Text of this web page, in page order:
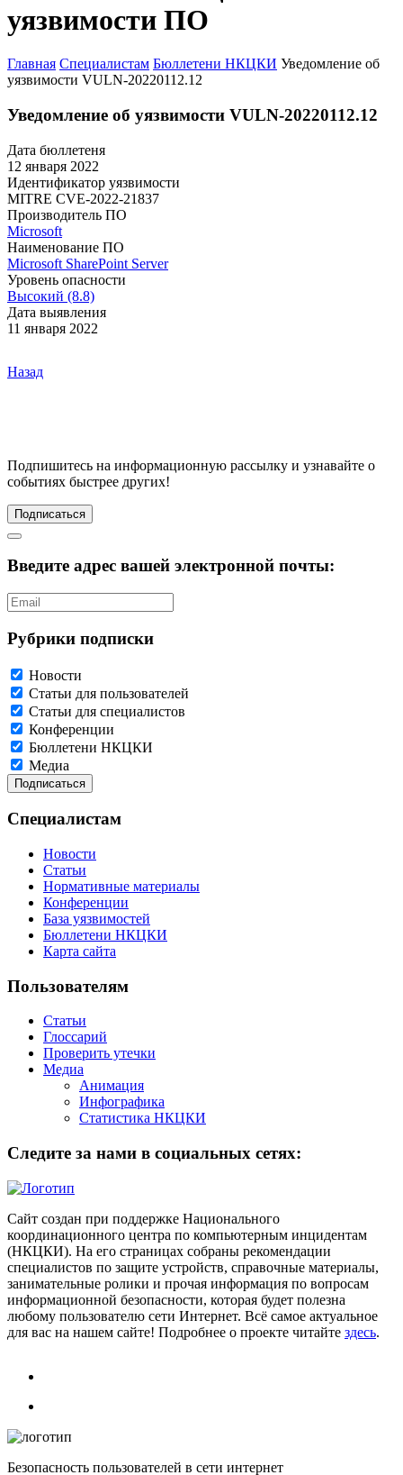
уязвимости ПО
Главная Специалистам Бюллетени НКЦКИ Уведомление об
уязвимости VULN-20220112.12
Уведомление об уязвимости VULN-20220112.12
Дата бюллетеня
12 января 2022
Идентификатор уязвимости
MITRE CVE-2022-21837
Производитель ПО
Microsoft
Наименование ПО
Microsoft SharePoint Server
Уровень опасности
Высокий (8.8)
Дата выявления
11 января 2022
Назад
Подпишитесь на информационную рассылку и узнавайте о
событиях быстрее других!
Подписаться
Введите адрес вашей электронной почты:
Рубрики подписки
Новости
Статьи для пользователей
Статьи для специалистов
Конференции
Бюллетени НКЦКИ
Медиа
Специалистам
Новости
Статьи
Нормативные материалы
Конференции
База уязвимостей
Бюллетени НКЦКИ
Карта сайта
Пользователям
Статьи
Глоссарий
Проверить утечки
Медиа
Анимация
Инфографика
Статистика НКЦКИ
Следите за нами в социальных сетях:
Сайт создан при поддержке Национального
координационного центра по компьютерным инцидентам
(НКЦКИ). На его страницах собраны рекомендации
специалистов по защите устройств, справочные материалы,
занимательные ролики и прочая информация по вопросам
информационной безопасности, которая будет полезна
любому пользователю сети Интернет. Всё самое актуальное
для вас на нашем сайте! Подробнее о проекте читайте здесь.
Безопасность пользователей в сети интернет